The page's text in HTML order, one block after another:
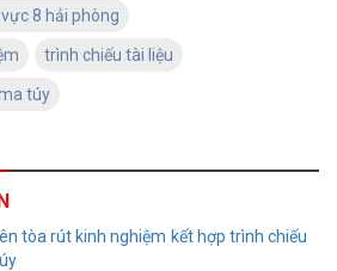
8 hải phòng
trình chiếu tài liệu
túy
tòa rút kinh nghiệm kết hợp trình chiếu